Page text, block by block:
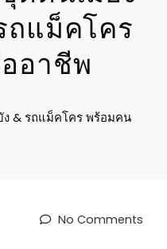
ถแม็คโคร
อาชีพ
& รถแม็คโคร พร้อมคน
No Comments